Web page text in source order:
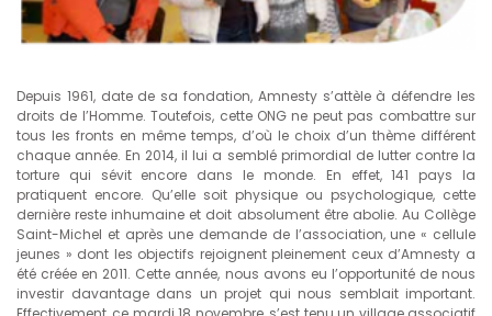
Depuis 1961, date de sa fondation, Amnesty s’attèle à défendre les
droits de l’Homme. Toutefois, cette ONG ne peut pas combattre sur
tous les fronts en même temps, d’où le choix d’un thème différent
chaque année. En 2014, il lui a semblé primordial de lutter contre la
torture qui sévit encore dans le monde. En effet, 141 pays la
pratiquent encore. Qu’elle soit physique ou psychologique, cette
dernière reste inhumaine et doit absolument être abolie. Au Collège
Saint-Michel et après une demande de l’association, une « cellule
jeunes » dont les objectifs rejoignent pleinement ceux d’Amnesty a
été créée en 2011. Cette année, nous avons eu l’opportunité de nous
investir davantage dans un projet qui nous semblait important.